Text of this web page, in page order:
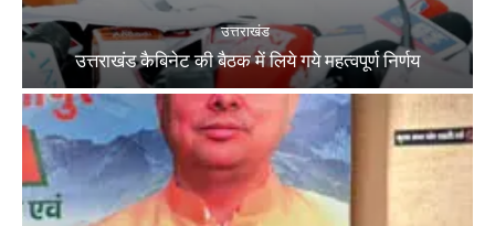
उत्तराखंड
उत्तराखंड कैबिनेट की बैठक में लिये गये महत्वपूर्ण निर्णय